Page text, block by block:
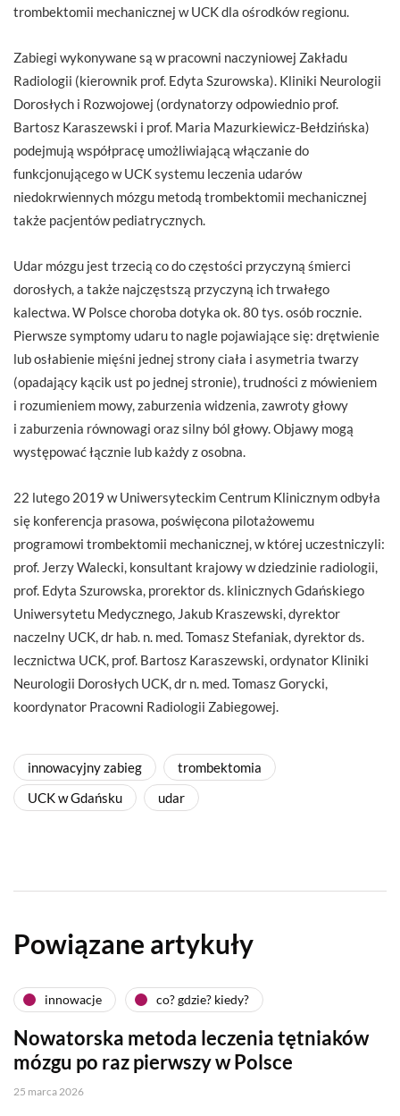
trombektomii mechanicznej w UCK dla ośrodków regionu.
Zabiegi wykonywane są w pracowni naczyniowej Zakładu
Radiologii (kierownik prof. Edyta Szurowska). Kliniki Neurologii
Dorosłych i Rozwojowej (ordynatorzy odpowiednio prof.
Bartosz Karaszewski i prof. Maria Mazurkiewicz-Bełdzińska)
podejmują współpracę umożliwiającą włączanie do
funkcjonującego w UCK systemu leczenia udarów
niedokrwiennych mózgu metodą trombektomii mechanicznej
także pacjentów pediatrycznych.
Udar mózgu jest trzecią co do częstości przyczyną śmierci
dorosłych, a także najczęstszą przyczyną ich trwałego
kalectwa. W Polsce choroba dotyka ok. 80 tys. osób rocznie.
Pierwsze symptomy udaru to nagle pojawiające się: drętwienie
lub osłabienie mięśni jednej strony ciała i asymetria twarzy
(opadający kącik ust po jednej stronie), trudności z mówieniem
i rozumieniem mowy, zaburzenia widzenia, zawroty głowy
i zaburzenia równowagi oraz silny ból głowy. Objawy mogą
występować łącznie lub każdy z osobna.
22 lutego 2019 w Uniwersyteckim Centrum Klinicznym odbyła
się konferencja prasowa, poświęcona pilotażowemu
programowi trombektomii mechanicznej, w której uczestniczyli:
prof. Jerzy Walecki, konsultant krajowy w dziedzinie radiologii,
prof. Edyta Szurowska, prorektor ds. klinicznych Gdańskiego
Uniwersytetu Medycznego, Jakub Kraszewski, dyrektor
naczelny UCK, dr hab. n. med. Tomasz Stefaniak, dyrektor ds.
lecznictwa UCK, prof. Bartosz Karaszewski, ordynator Kliniki
Neurologii Dorosłych UCK, dr n. med. Tomasz Gorycki,
koordynator Pracowni Radiologii Zabiegowej.
innowacyjny zabieg
trombektomia
UCK w Gdańsku
udar
Powiązane artykuły
innowacje co? gdzie? kiedy?
Nowatorska metoda leczenia tętniaków
mózgu po raz pierwszy w Polsce
25 marca 2026